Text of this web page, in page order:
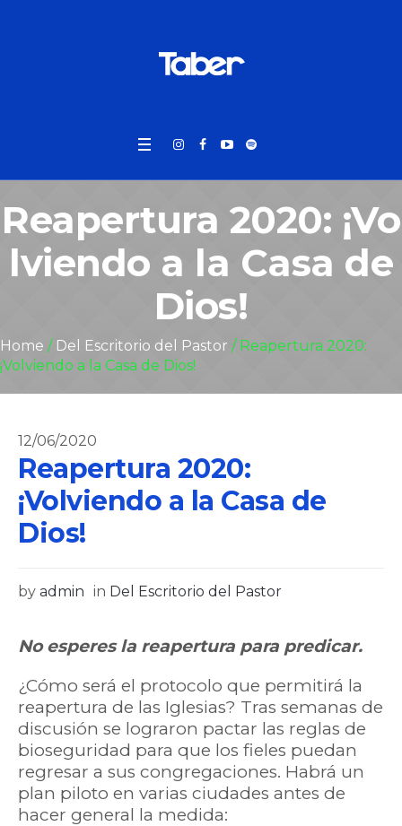
Reapertura 2020: ¡Vo
lviendo a la Casa de
Dios!
Home / Del Escritorio del Pastor / Reapertura 2020:
¡Volviendo a la Casa de Dios!
12/06/2020
Reapertura 2020:
¡Volviendo a la Casa de
Dios!
by admin in Del Escritorio del Pastor
No esperes la reapertura para predicar.
¿Cómo será el protocolo que permitirá la
reapertura de las Iglesias? Tras semanas de
discusión se lograron pactar las reglas de
bioseguridad para que los fieles puedan
regresar a sus congregaciones. Habrá un
plan piloto en varias ciudades antes de
hacer general la medida: